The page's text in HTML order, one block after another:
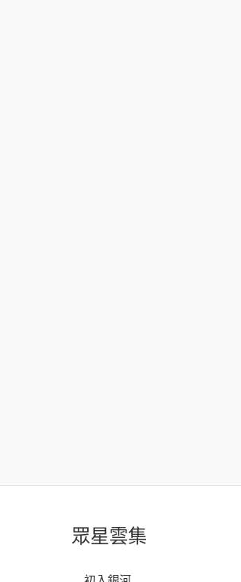
眾星雲集